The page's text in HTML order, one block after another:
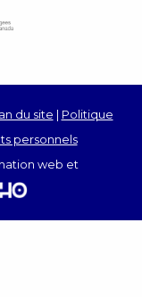
du site | Politique
personnels
web et